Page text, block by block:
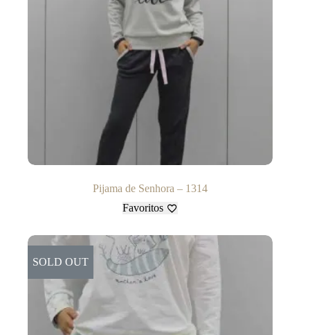
Pijama de Senhora – 1314
Favoritos
SOLD OUT